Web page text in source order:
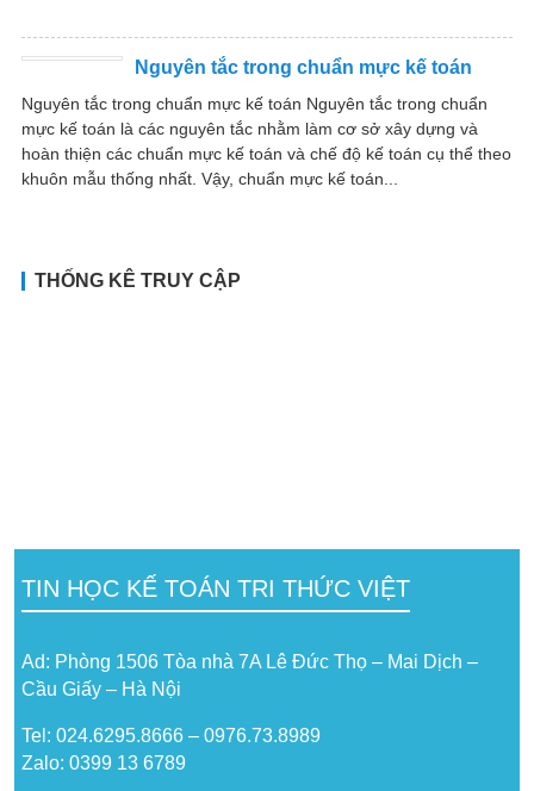
Nguyên tắc trong chuẩn mực kế toán
Nguyên tắc trong chuẩn mực kế toán Nguyên tắc trong chuẩn
mực kế toán là các nguyên tắc nhằm làm cơ sở xây dựng và
hoàn thiện các chuẩn mực kế toán và chế độ kế toán cụ thể theo
khuôn mẫu thống nhất. Vậy, chuẩn mực kế toán...
THỐNG KÊ TRUY CẬP
TIN HỌC KẾ TOÁN TRI THỨC VIỆT
Ad: Phòng 1506 Tòa nhà 7A Lê Đức Thọ – Mai Dịch –
Cầu Giấy – Hà Nội
Tel: 024.6295.8666 – 0976.73.8989
Zalo: 0399 13 6789